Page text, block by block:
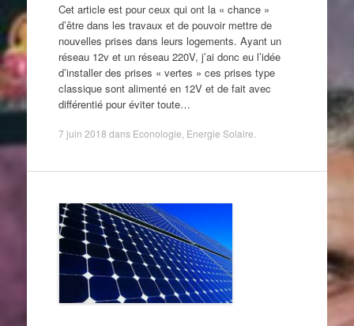
Cet article est pour ceux qui ont la « chance »
d’être dans les travaux et de pouvoir mettre de
nouvelles prises dans leurs logements. Ayant un
réseau 12v et un réseau 220V, j’ai donc eu l’idée
d’installer des prises « vertes » ces prises type
classique sont alimenté en 12V et de fait avec
différentié pour éviter toute…
7 juin 2018 dans Econologie Energie Solaire